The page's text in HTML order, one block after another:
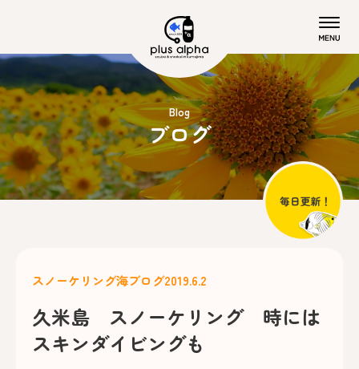
Blog
ブログ
スノーケリング海ブログ2019.6.2
久米島 スノーケリング 時には
スキンダイビングも